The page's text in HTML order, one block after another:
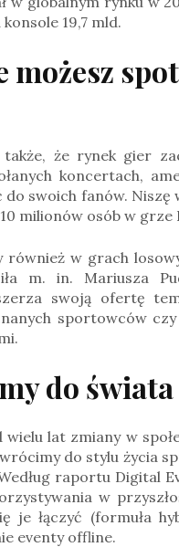
19,7 mld.
możesz
także, że rynek gier
koncertach,
swoich fanów.
milionów osób w grze
w grach
m. in. Mariusza
swoją ofertę
sportowców
do świata
wielu lat zmiany w
do stylu życia
raportu Digital
w
je łączyć (formuła
eventy offline.